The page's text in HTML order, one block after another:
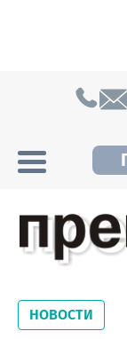
новости на
НОВОСТИ